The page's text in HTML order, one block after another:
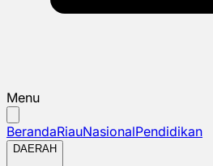
Menu
BerandaRiauNasionalPendidikan
DAERAH